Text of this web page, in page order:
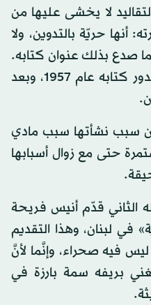
لا يخشى عليها من
أنها حريّة بالتدوين، ولا
صدع بذلك عنوان كتابه.
فهي قائمة وممارسة قبل صدور كتابه عام 1957، وبعد
أن سبب نشأتها سبب مادي
حتى مع زوال أسبابها
قدّم أنيس فريحة
في لبنان، وهذا التقديم
فيه صحراء، وإنَّما لأنَّ
بريفه سمة بارزة في